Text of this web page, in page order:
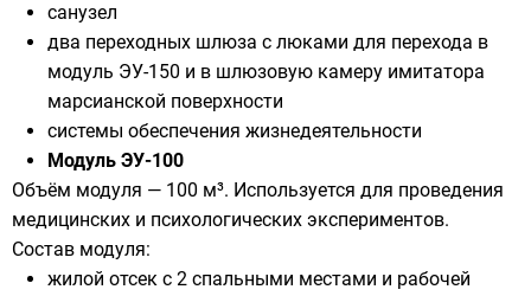
санузел
два переходных шлюза с люками для перехода в
модуль ЭУ-150 и в шлюзовую камеру имитатора
марсианской поверхности
системы обеспечения жизнедеятельности
Модуль ЭУ-100
Объём модуля — 100 м³. Используется для проведения
медицинских и психологических экспериментов.
Состав модуля:
жилой отсек с 2 спальными местами и рабочей